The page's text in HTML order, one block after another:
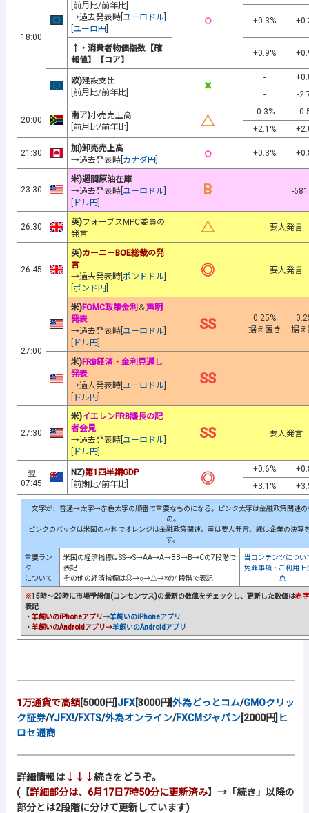
18:00
[前月比/前年比]
→過去発表時[ ユーロドル
ユーロ円
○ +0.3%
↑・消費者物価指数【確
報値】【コア】
+0.9%
欧)建設支出
[前月比/前年比]
× -
-
-
20:00 南ア)小売売上高
[前月比/前年比]
△
-0.3%
-
+2.1%
21:30
加)卸売売上高
→過去発表時[ カナダ円 ○ +0.3%
23:30
米)週間原油在庫
→過去発表時[ ユーロドル
ドル円
B - -
26:30 英)フォーブスMPC委員の
発言
△ 要人発言
26:45
英)カーニーBOE総裁の発
言
→過去発表時[ ポンドドル
ポンド円
◎ 要人発言
27:00
米)FOMC政策金利 ＆声明
発表
→過去発表時[ ユーロドル
ドル円
SS
0.25%
据え置き
据
米)FRB経済・金利見通し
発表
→過去発表時[ ユーロドル
ドル円
SS - -
27:30
米)イエレンFRB議長の記
者会見
→過去発表時[ ユーロドル
ドル円
SS 要人発言
翌
07:45
NZ)第1四半期GDP
[前期比/前年比]
◎
+0.6%
+3.1%
文字が、普通→太字→赤色太字の順番で重要なものになる。ピンク太字は金融政策関連の
の。
ピンクのバックは米国の材料でオレンジは金融政策関連、黄は要人発言、緑は企業の決算
す。
重要ラン
ク
について
米国の経済指標はSS→S→AA→A→BB→B→Cの7段階で
表記
その他の経済指標は◎→○→△→×の4段階で表記
当コンテンツについ
免罪事項・ご利用上
点
※15時～20時に市場予想値(コンセンサス)の最新の数値をチェックし、更新した数値は赤字
表記
・ 羊飼いのiPhoneアプリ→羊飼いのiPhoneアプリ
・ 羊飼いのAndroidアプリ→羊飼いのAndroidアプリ
1万通貨で高額[5000円] JFX[3000円]外為どっとコム/GMOクリッ
ク証券/YJFX!/FXTS/外為オンライン/FXCMジャパン[2000円] ヒ
ロセ通商
詳細情報は↓↓↓続きをどうぞ。
(【詳細部分は、6月17日7時50分に更新済み】→「続き」以降の
部分とは2段階に分けて更新しています)